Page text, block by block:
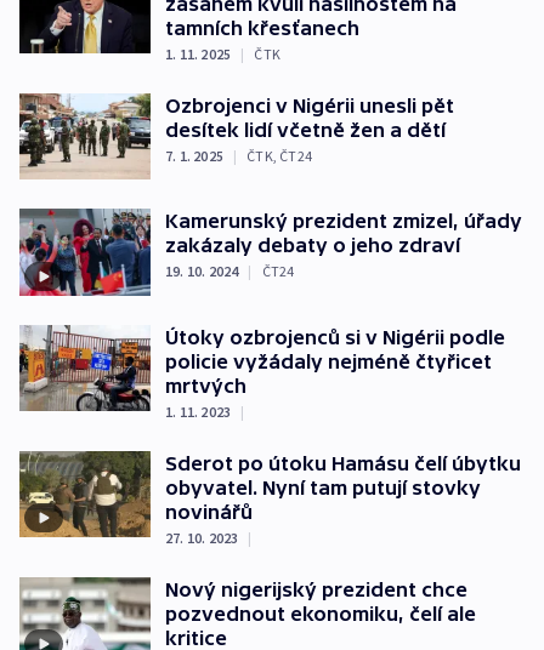
tamních křesťanech
1. 11. 2025 | ČTK
Ozbrojenci v Nigérii unesli pět
desítek lidí včetně žen a dětí
7. 1. 2025 | ČTK ČT24
Kamerunský prezident zmizel, úřady
zakázaly debaty o jeho zdraví
19. 10. 2024 | ČT24
Útoky ozbrojenců si v Nigérii podle
policie vyžádaly nejméně čtyřicet
mrtvých
1. 11. 2023 |
Sderot po útoku Hamásu čelí úbytku
obyvatel. Nyní tam putují stovky
novinářů
27. 10. 2023 |
Nový nigerijský prezident chce
pozvednout ekonomiku, čelí ale
kritice